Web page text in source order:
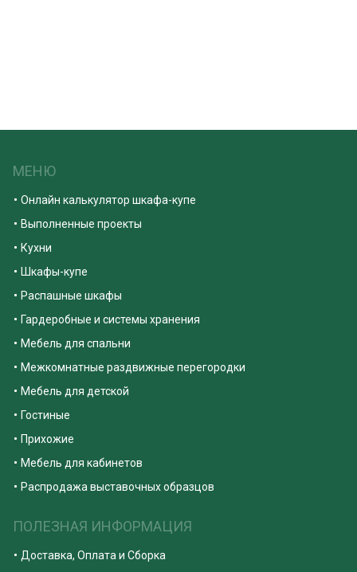
МЕНЮ
Онлайн калькулятор шкафа-купе
Выполненные проекты
Кухни
Шкафы-купе
Распашные шкафы
Гардеробные и системы хранения
Мебель для спальни
Межкомнатные раздвижные перегородки
Мебель для детской
Гостиные
Прихожие
Мебель для кабинетов
Распродажа выставочных образцов
ПОЛЕЗНАЯ ИНФОРМАЦИЯ
Доставка, Оплата и Сборка